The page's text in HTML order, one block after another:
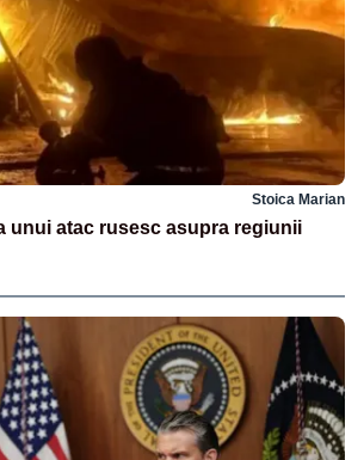
Stoica Marian
unui atac rusesc asupra regiunii